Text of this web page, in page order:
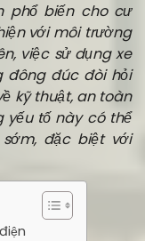
phổ biến cho cư
với môi trường
việc sử dụng xe
đông đúc đòi hỏi
kỹ thuật, an toàn
yếu tố này có thể
đặc biệt với